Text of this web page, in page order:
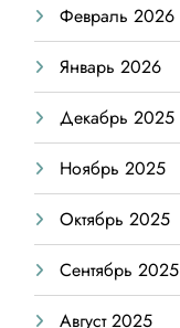
Февраль 2026
Январь 2026
Декабрь 2025
Ноябрь 2025
Октябрь 2025
Сентябрь 2025
Август 2025